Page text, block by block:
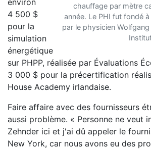
chauffage par mètre
année. Le PHI fut fondé
par le physicien
environ
4 500 $
pour la
simulation
énergétique
sur PHPP, réalisée par Évaluations
3 000 $ pour la précertification
House Academy irlandaise.
Faire affaire avec des fournisseurs
aussi problème. « Personne ne veut
Zehnder ici et j'ai dû appeler le
New York, car nous avons eu des